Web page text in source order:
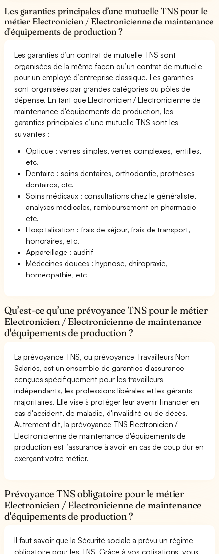
Les garanties principales d’une mutuelle TNS pour le
métier Electronicien / Electronicienne de maintenance
d'équipements de production ?
Les garanties d’un contrat de mutuelle TNS sont
organisées de la même façon qu’un contrat de mutuelle
pour un employé d’entreprise classique. Les garanties
sont organisées par grandes catégories ou pôles de
dépense. En tant que Electronicien / Electronicienne de
maintenance d'équipements de production, les
garanties principales d’une mutuelle TNS sont les
suivantes :
Optique : verres simples, verres complexes, lentilles,
etc.
Dentaire : soins dentaires, orthodontie, prothèses
dentaires, etc.
Soins médicaux : consultations chez le généraliste,
analyses médicales, remboursement en pharmacie,
etc.
Hospitalisation : frais de séjour, frais de transport,
honoraires, etc.
Appareillage : auditif
Médecines douces : hypnose, chiropraxie,
homéopathie, etc.
Qu’est-ce qu’une prévoyance TNS pour le métier
Electronicien / Electronicienne de maintenance
d'équipements de production ?
La prévoyance TNS, ou prévoyance Travailleurs Non
Salariés, est un ensemble de garanties d'assurance
conçues spécifiquement pour les travailleurs
indépendants, les professions libérales et les gérants
majoritaires. Elle vise à protéger leur avenir financier en
cas d'accident, de maladie, d'invalidité ou de décès.
Autrement dit, la prévoyance TNS Electronicien /
Electronicienne de maintenance d'équipements de
production est l’assurance à avoir en cas de coup dur en
exerçant votre métier.
Prévoyance TNS obligatoire pour le métier
Electronicien / Electronicienne de maintenance
d'équipements de production ?
Il faut savoir que la Sécurité sociale a prévu un régime
obligatoire pour les TNS. Grâce à vos cotisations, vous